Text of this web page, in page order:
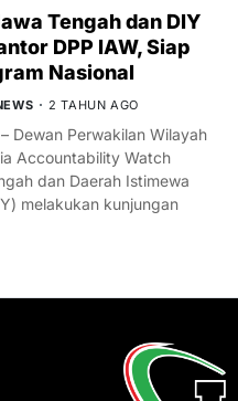
Tengah dan DIY
DPP IAW, Siap
Nasional
2 TAHUN AGO
Dewan Perwakilan Wilayah
Accountability Watch
dan Daerah Istimewa
melakukan kunjungan